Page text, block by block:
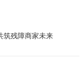
筑残障商家未来